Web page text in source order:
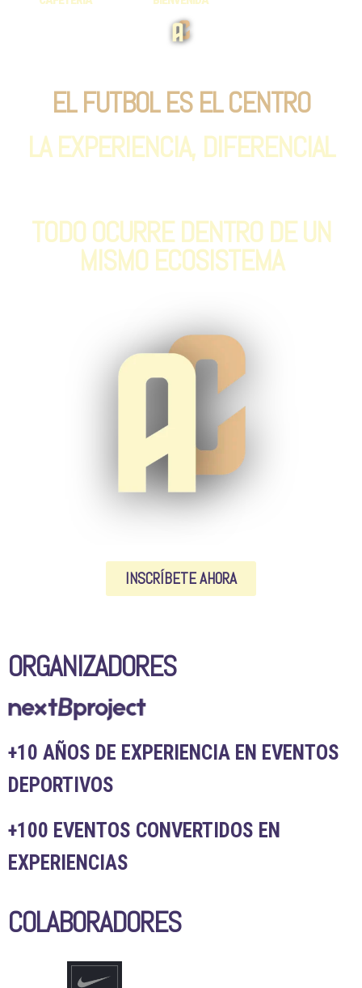
EL FUTBOL ES EL CENTRO
LA EXPERIENCIA, DIFERENCIAL
TODO OCURRE DENTRO DE UN
MISMO ECOSISTEMA
INSCRÍBETE AHORA
ORGANIZADORES
+10 AÑOS DE EXPERIENCIA EN EVENTOS
DEPORTIVOS
+100 EVENTOS CONVERTIDOS EN
EXPERIENCIAS
COLABORADORES